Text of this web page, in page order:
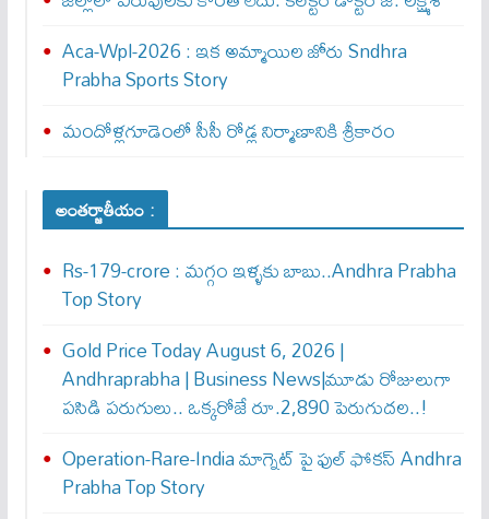
Aca-Wpl-2026 : ఇక అమ్మాయిల జోరు Sndhra
Prabha Sports Story
మందోళ్లగూడెంలో సీసీ రోడ్ల నిర్మాణానికి శ్రీకారం
అంతర్జాతీయం :
Rs-179-crore : మ‌గ్గం ఇళ్ళ‌కు బాబు..Andhra Prabha
Top Story
Gold Price Today August 6, 2026 |
Andhraprabha | Business News|మూడు రోజులుగా
పసిడి పరుగులు.. ఒక్కరోజే రూ.2,890 పెరుగుద‌ల‌..!
Operation-Rare-India మాగ్నెట్ పై ఫుల్ ఫోక‌స్ Andhra
Prabha Top Story